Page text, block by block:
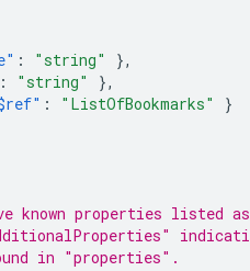
: "string"
},
: "string"
},
: "ListOfBookmarks"
}
known properties listed
in "properties".